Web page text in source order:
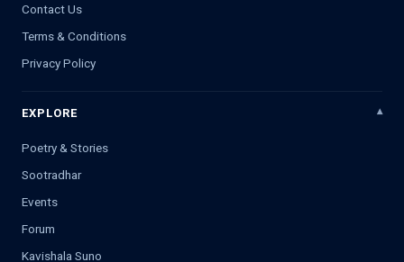
Contact Us
Terms & Conditions
Privacy Policy
EXPLORE
Poetry & Stories
Sootradhar
Events
Forum
Kavishala Suno